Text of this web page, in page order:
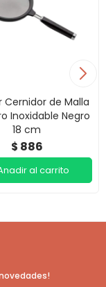
Cernidor de Malla
Inoxidable Negro
18 cm
$ 886